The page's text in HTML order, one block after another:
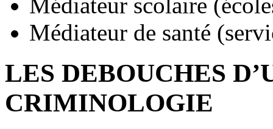
Médiateur de santé
LES DEBOUCHES
CRIMINOLOGIE